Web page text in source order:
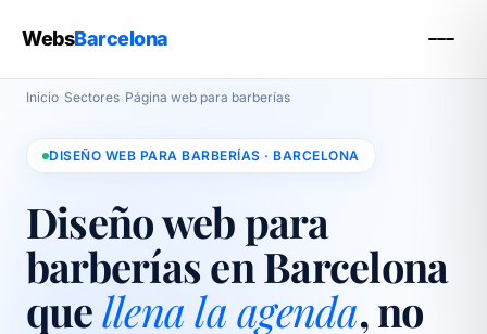
WebsBarcelona
Inicio Sectores Página web para barberías
DISEÑO WEB PARA BARBERÍAS · BARCELONA
Diseño web para
barberías en Barcelona
quellena la agenda, no